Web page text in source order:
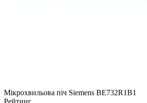
Мікрохвильова піч Siemens BE732R1B1
Рейтинг